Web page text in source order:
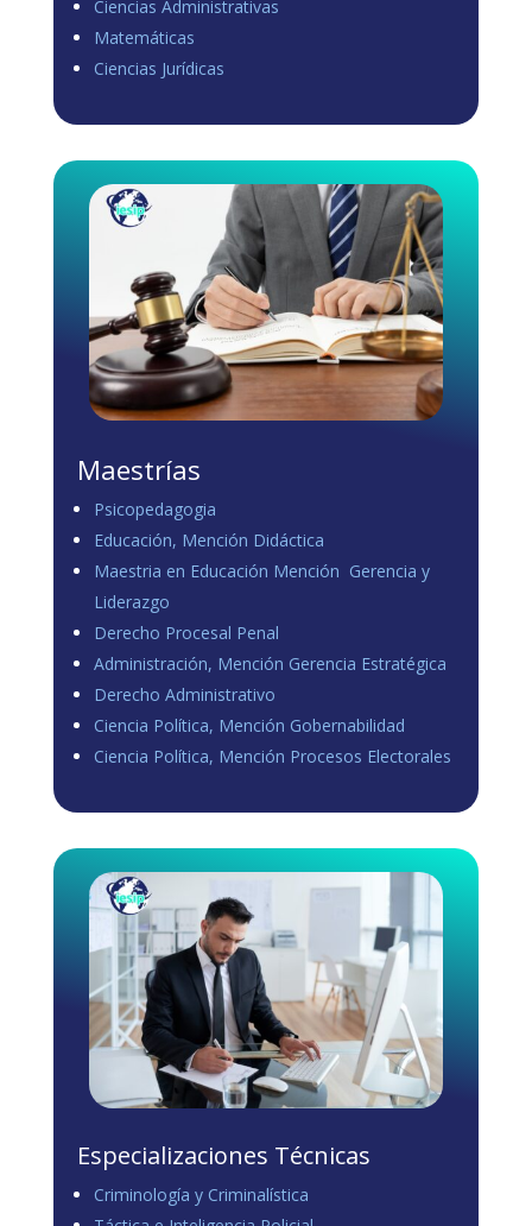
Load more
Ciencias Administrativas
Matemáticas
Ciencias Jurídicas
Maestrías
Psicopedagogia
Educación, Mención Didáctica
Maestria en Educación Mención Gerencia y
Liderazgo
Derecho Procesal Penal
Administración, Mención Gerencia Estratégica
Derecho Administrativo
Ciencia Política, Mención Gobernabilidad
Ciencia Política, Mención Procesos Electorales
Especializaciones Técnicas
Criminología y Criminalística